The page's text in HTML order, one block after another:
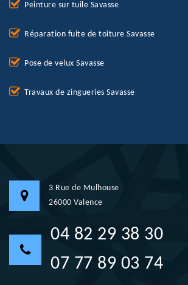
Peinture sur tuile Savasse
Réparation fuite de toiture Savasse
Pose de velux Savasse
Travaux de zingueries Savasse
3 Rue de Mulhouse
26000 Valence
04 82 29 38 30
07 77 89 03 74